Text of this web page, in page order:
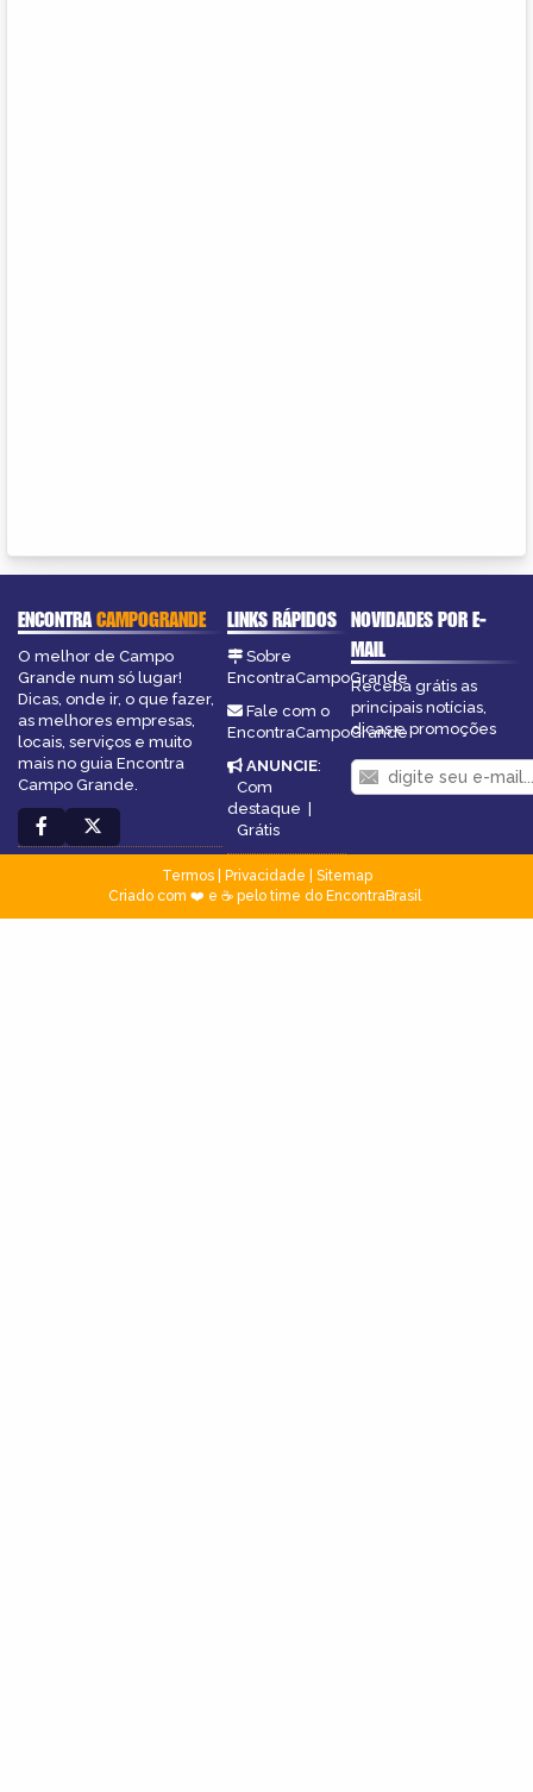
ENCONTRACAMPOGRANDE
O melhor de Campo
Grande num só lugar!
Dicas, onde ir, o que fazer,
as melhores empresas,
locais, serviços e muito
mais no guia Encontra
Campo Grande.
LINKS RÁPIDOS
Sobre
EncontraCampoGrande
Fale com o
EncontraCampoGrande
ANUNCIE:
Com
destaque
Grátis
NOVIDADES POR E-
MAIL
Receba grátis as
principais notícias,
dicas e promoções
Termos| Privacidade
Sitemap
Criado com ❤️ e ☕ pelo time do EncontraBrasil